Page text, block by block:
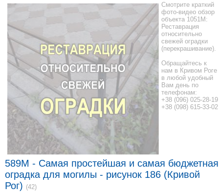
Смотрите краткий
фото-видео обзор
объекта 1051M:
Реставрация
относительно
свежей оградки
(перекрашивание).
Обращайтесь к
нам в Кривом Роге
в любой удобный
Вам день по
телефонам:
+38 (096) 025-28-19
+38 (098) 615-33-02
589M - Самая простейшая и самая бюджетная
оградка для могилы - рисунок 186 (Кривой
Рог) (42)